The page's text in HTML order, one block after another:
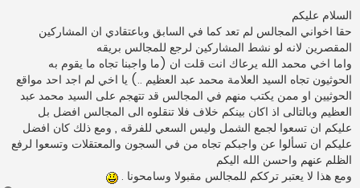
ر
ك
ة
السلام عليكم
حقا اخواني المجالس لم تعد كما في السابق وباعتقادي ان المشاركين
المقصرين لانه لو نشط المشاركين لرجع للمجالس بريقه
واما اخي محمد الله يرعاك انت قلت ان (ما واجبنا تجاه ما يقوم به
الحوثيون تجاه السيد العلامة محمد عبد العظيم ..) يا اخي لم اجد احد مواقع
الحوثيين او ممن يكتب منهم في المجالس قد تتهجم على السيد محمد عبد
العظيم وبالتالى اذ اكان بينكم خلاف فلا تنقلوه الى المجالس افضل بل
عليكم ان تسعوا لجمع الشمل وليس السعي للفرقه , ومع ذلك كان افضل
عليكم ان تسألوا عن واجبكم تجاه من في السجون والمعتقلات وتسعوا لرفع
الظلم عنهم واحسن الله اليكم
ومع هذا لا يعتبر ترككم للمجالس مقبولا وسامحونا .